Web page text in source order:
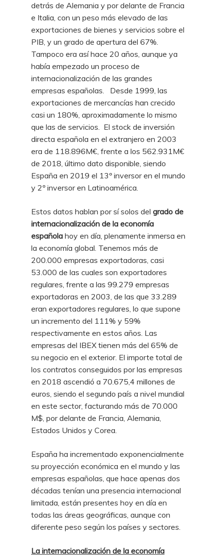
detrás de Alemania y por delante de Francia
e Italia, con un peso más elevado de las
exportaciones de bienes y servicios sobre el
PIB, y un grado de apertura del 67%.
Tampoco era así hace 20 años, aunque ya
había empezado un proceso de
internacionalización de las grandes
empresas españolas. Desde 1999, las
exportaciones de mercancías han crecido
casi un 180%, aproximadamente lo mismo
que las de servicios. El stock de inversión
directa española en el extranjero en 2003
era de 118.896M€, frente a los 562.931M€
de 2018, último dato disponible, siendo
España en 2019 el 13º inversor en el mundo
y 2º inversor en Latinoamérica.
Estos datos hablan por sí solos del grado de
internacionalización de la economía
española hoy en día, plenamente inmersa en
la economía global. Tenemos más de
200.000 empresas exportadoras, casi
53.000 de las cuales son exportadores
regulares, frente a las 99.279 empresas
exportadoras en 2003, de las que 33.289
eran exportadores regulares, lo que supone
un incremento del 111% y 59%
respectivamente en estos años. Las
empresas del IBEX tienen más del 65% de
su negocio en el exterior. El importe total de
los contratos conseguidos por las empresas
en 2018 ascendió a 70.675,4 millones de
euros, siendo el segundo país a nivel mundial
en este sector, facturando más de 70.000
M$, por delante de Francia, Alemania,
Estados Unidos y Corea.
España ha incrementado exponencialmente
su proyección económica en el mundo y las
empresas españolas, que hace apenas dos
décadas tenían una presencia internacional
limitada, están presentes hoy en día en
todas las áreas geográficas, aunque con
diferente peso según los países y sectores.
La internacionalización de la economía